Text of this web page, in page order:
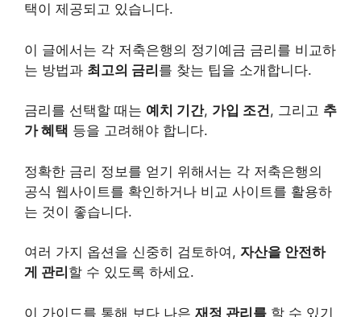
택이 제공되고 있습니다.
이 글에서는 각 저축은행의 정기예금 금리를 비교하
는 방법과 최고의 금리를 찾는 팁을 소개합니다.
금리를 선택할 때는 예치 기간, 가입 조건, 그리고 추
가 혜택 등을 고려해야 합니다.
정확한 금리 정보를 얻기 위해서는 각 저축은행의
공식 웹사이트를 확인하거나 비교 사이트를 활용하
는 것이 좋습니다.
여러 가지 옵션을 신중히 검토하여, 자산을 안전하
게 관리 할 수 있도록 하세요.
이 가이드를 통해 보다 나은 재정 관리를 할 수 있기